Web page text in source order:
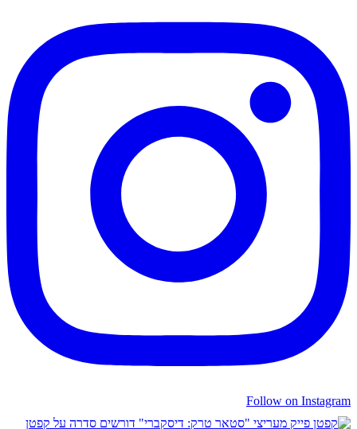
Follow on Instagram
מעריצי "סטאר טרק: דיסקברי" דורשים סדרה על קפטן